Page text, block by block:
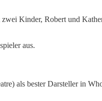
Kinder, Robert und
aus.
als bester Darsteller in